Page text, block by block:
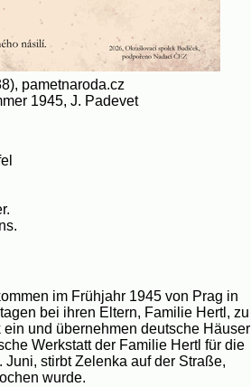
pametnaroda.cz
1945, J. Padevet
im Frühjahr 1945 von Prag in
bei ihren Eltern, Familie Hertl, zu
und übernehmen deutsche Häuser
Werkstatt der Familie Hertl für die
stirbt Zelenka auf der Straße,
wurde.